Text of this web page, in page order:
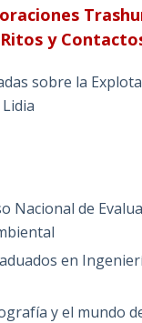
y
sobre la
Nacional de
en
y el mundo